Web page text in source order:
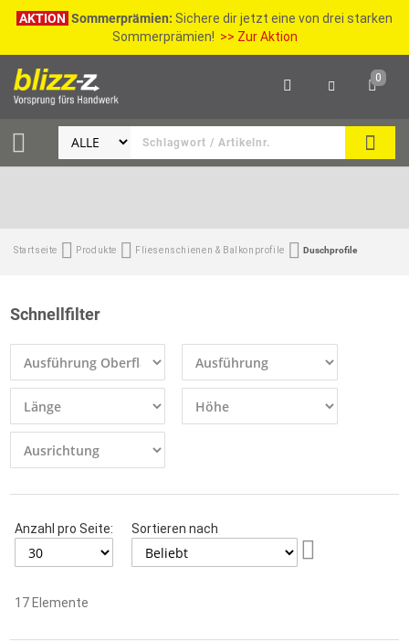
AKTION Sommerprämien: Sichere dir jetzt eine von drei starken
Sommerprämien! >> Zur Aktion
0
Startseite Produkte Fliesenschienen & Balkonprofile Duschprofile
Schnellfilter
Anzahl pro Seite:
Sortieren nach
17 Elemente